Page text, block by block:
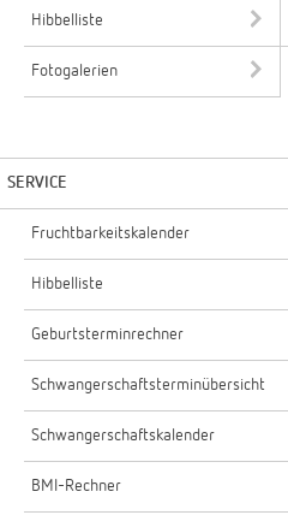
Hibbelliste
Fotogalerien
SERVICE
Fruchtbarkeitskalender
Hibbelliste
Geburtsterminrechner
Schwangerschaftsterminübersicht
Schwangerschaftskalender
BMI-Rechner